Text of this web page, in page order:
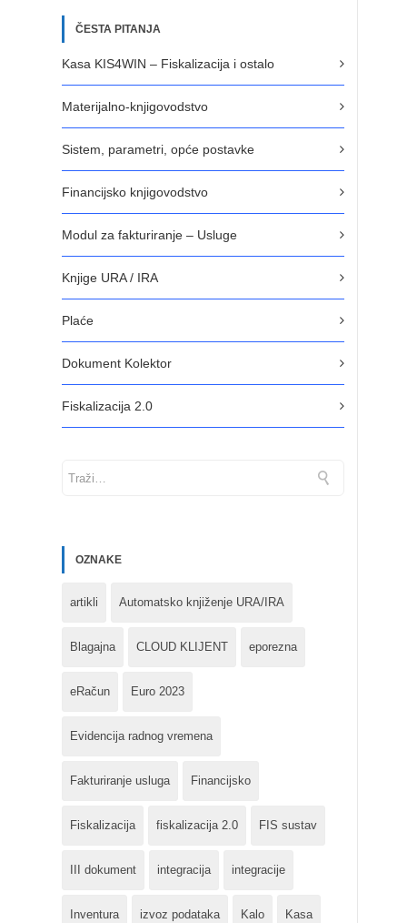
ČESTA PITANJA
Kasa KIS4WIN – Fiskalizacija i ostalo
Materijalno-knjigovodstvo
Sistem, parametri, opće postavke
Financijsko knjigovodstvo
Modul za fakturiranje – Usluge
Knjige URA / IRA
Plaće
Dokument Kolektor
Fiskalizacija 2.0
OZNAKE
artikli Automatsko knjiženje URA/IRA
Blagajna CLOUD KLIJENT eporezna
eRačun Euro 2023
Evidencija radnog vremena
Fakturiranje usluga Financijsko
Fiskalizacija fiskalizacija 2.0 FIS sustav
III dokument integracija integracije
Inventura izvoz podataka Kalo Kasa